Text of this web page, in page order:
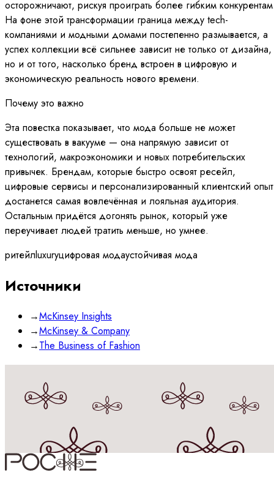
осторожничают, рискуя проиграть более гибким
На фоне этой трансформации граница между tech-
компаниями и модными домами постепенно размывается, а
успех коллекции всё сильнее зависит не только от дизайна,
но и от того, насколько бренд встроен в цифровую и
экономическую реальность нового времени.
Почему это важно
Эта повестка показывает, что мода больше не может
существовать в вакууме — она напрямую зависит от
технологий, макроэкономики и новых потребительских
привычек. Брендам, которые быстро освоят ресейл,
цифровые сервисы и персонализированный клиентский
достанется самая вовлечённая и лояльная аудитория.
Остальным придётся догонять рынок, который уже
переучивает людей тратить меньше, но умнее.
ритейлluxuryцифровая модаустойчивая мода
Источники
→McKinsey Insights
→McKinsey & Company
→The Business of Fashion
Принимаюполитикуобработки данных